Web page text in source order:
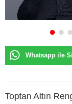
Whatsapp ile
Toptan Altın